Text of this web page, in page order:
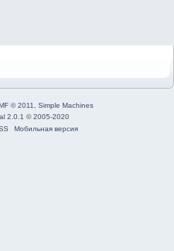
© 2011
Simple Machines
2.0.1 ©2005-2020
Мобильная версия